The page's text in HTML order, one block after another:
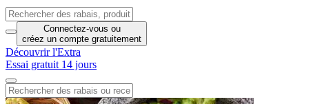
Connectez-vous ou
créez un compte gratuitement
Découvrir l'Extra
Essai gratuit 14 jours